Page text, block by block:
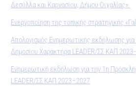
Δεσύλλα και Καρνασίου, Δήμου Οιχαλίας».
Ενεργοποίηση της τοπικής στρατηγικής
Απολογισμός Ενημερωτικής εκδήλωσης
Δημοσίου Χαρακτήρα LEADER/ΣΣ ΚΑΠ
Ενημερωτική εκδήλωση για την 1η
LEADER/ΣΣ ΚΑΠ 2023–2027